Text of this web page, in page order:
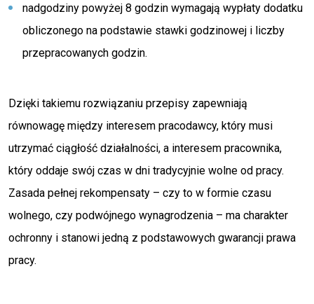
nadgodziny powyżej 8 godzin wymagają wypłaty dodatku
obliczonego na podstawie stawki godzinowej i liczby
przepracowanych godzin.
Dzięki takiemu rozwiązaniu przepisy zapewniają
równowagę między interesem pracodawcy, który musi
utrzymać ciągłość działalności, a interesem pracownika,
który oddaje swój czas w dni tradycyjnie wolne od pracy.
Zasada pełnej rekompensaty – czy to w formie czasu
wolnego, czy podwójnego wynagrodzenia – ma charakter
ochronny i stanowi jedną z podstawowych gwarancji prawa
pracy.